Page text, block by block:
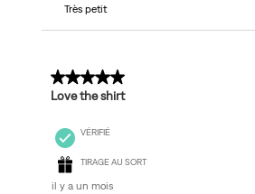
Très petit
5 sur 5 étoiles.
Love the shirt
VÉRIFIÉ
TIRAGE AU SORT
il y a un mois